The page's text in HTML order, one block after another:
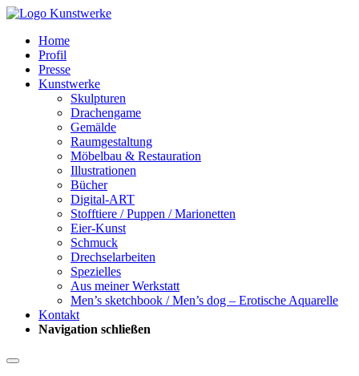
Home
Profil
Presse
Kunstwerke
Skulpturen
Drachengame
Gemälde
Raumgestaltung
Möbelbau & Restauration
Illustrationen
Bücher
Digital-ART
Stofftiere / Puppen / Marionetten
Eier-Kunst
Schmuck
Drechselarbeiten
Spezielles
Aus meiner Werkstatt
Men’s sketchbook / Men’s dog – Erotische Aquarelle
Kontakt
Navigation schließen